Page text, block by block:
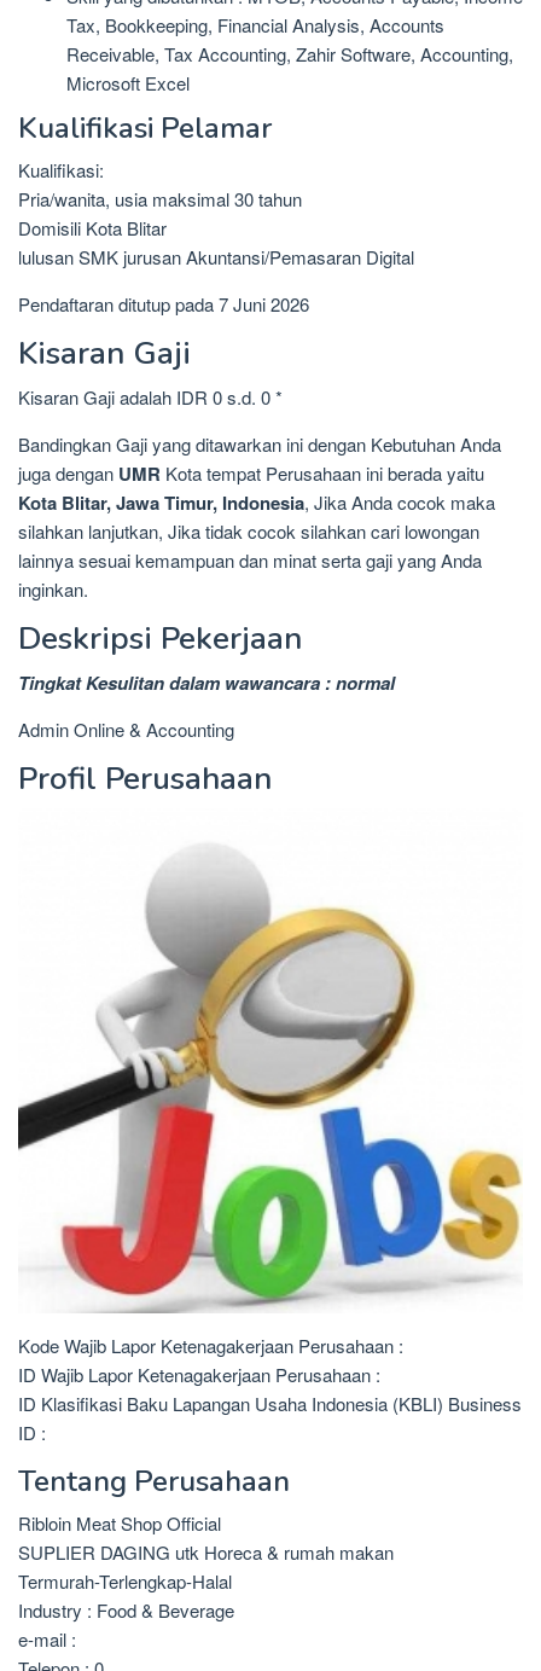
Tax, Bookkeeping, Financial Analysis, Accounts
Receivable, Tax Accounting, Zahir Software, Accounting,
Microsoft Excel
Kualifikasi Pelamar
Kualifikasi:
Pria/wanita, usia maksimal 30 tahun
Domisili Kota Blitar
lulusan SMK jurusan Akuntansi/Pemasaran Digital
Pendaftaran ditutup pada 7 Juni 2026
Kisaran Gaji
Kisaran Gaji adalah IDR 0 s.d. 0 *
Bandingkan Gaji yang ditawarkan ini dengan Kebutuhan Anda
juga dengan UMR Kota tempat Perusahaan ini berada yaitu
Kota Blitar, Jawa Timur, Indonesia, Jika Anda cocok maka
silahkan lanjutkan, Jika tidak cocok silahkan cari lowongan
lainnya sesuai kemampuan dan minat serta gaji yang Anda
inginkan.
Deskripsi Pekerjaan
Tingkat Kesulitan dalam wawancara : normal
Admin Online & Accounting
Profil Perusahaan
Kode Wajib Lapor Ketenagakerjaan Perusahaan :
ID Wajib Lapor Ketenagakerjaan Perusahaan :
ID Klasifikasi Baku Lapangan Usaha Indonesia (KBLI) Business
ID :
Tentang Perusahaan
Ribloin Meat Shop Official
SUPLIER DAGING utk Horeca & rumah makan
Termurah-Terlengkap-Halal
Industry : Food & Beverage
e-mail :